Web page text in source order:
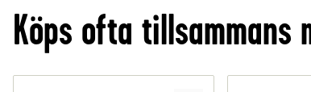
Köps ofta tillsammans